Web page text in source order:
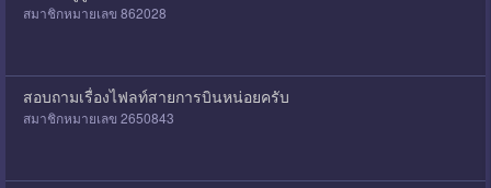
สมาชิกหมายเลข 862028
สอบถามเรื่องไฟลท์สายการบินหน่อยครับ
สมาชิกหมายเลข 2650843